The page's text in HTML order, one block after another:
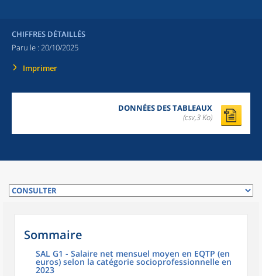
CHIFFRES DÉTAILLÉS
Paru le : 20/10/2025
Imprimer
DONNÉES DES TABLEAUX
(csv,3 Ko)
Sommaire
SAL G1 - Salaire net mensuel moyen en EQTP (en
euros) selon la catégorie socioprofessionnelle en
2023